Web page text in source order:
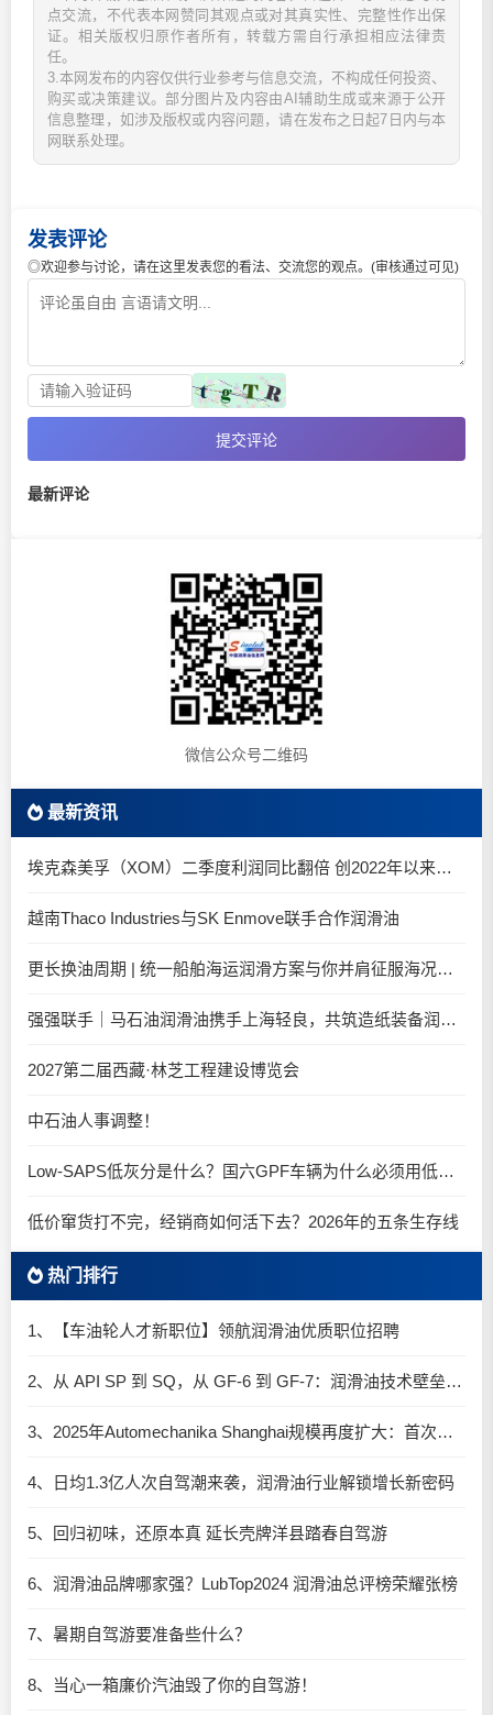
点交流，不代表本网赞同其观点或对其真实性、完整性作出保
证。相关版权归原作者所有，转载方需自行承担相应法律责
任。
3.本网发布的内容仅供行业参考与信息交流，不构成任何投资、
购买或决策建议。部分图片及内容由AI辅助生成或来源于公开
信息整理，如涉及版权或内容问题，请在发布之日起7日内与本
网联系处理。
发表评论
◎欢迎参与讨论，请在这里发表您的看法、交流您的观点。(审核通过可见)
提交评论
最新评论
微信公众号二维码
最新资讯
埃克森美孚（XOM）二季度利润同比翻倍 创2022年以来新高
越南Thaco Industries与SK Enmove联手合作润滑油
更长换油周期 | 统一船舶海运润滑方案与你并肩征服海况运维考验
强强联手｜马石油润滑油携手上海轻良，共筑造纸装备润滑新生态
2027第二届西藏·林芝工程建设博览会
中石油人事调整！
Low-SAPS低灰分是什么？国六GPF车辆为什么必须用低灰油
低价窜货打不完，经销商如何活下去？2026年的五条生存线
热门排行
1、【车油轮人才新职位】领航润滑油优质职位招聘
2、从 API SP 到 SQ，从 GF-6 到 GF-7：润滑油技术壁垒再升高，你准备好了吗？
3、2025年Automechanika Shanghai规模再度扩大：首次启用国家会展中心（上海）全部15个展馆
4、日均1.3亿人次自驾潮来袭，润滑油行业解锁增长新密码​
5、回归初味，还原本真 延长壳牌洋县踏春自驾游
6、润滑油品牌哪家强？LubTop2024 润滑油总评榜荣耀张榜
7、暑期自驾游要准备些什么？
8、当心一箱廉价汽油毁了你的自驾游！